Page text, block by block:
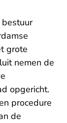
grote
nemen de
opgericht.
procedure
de